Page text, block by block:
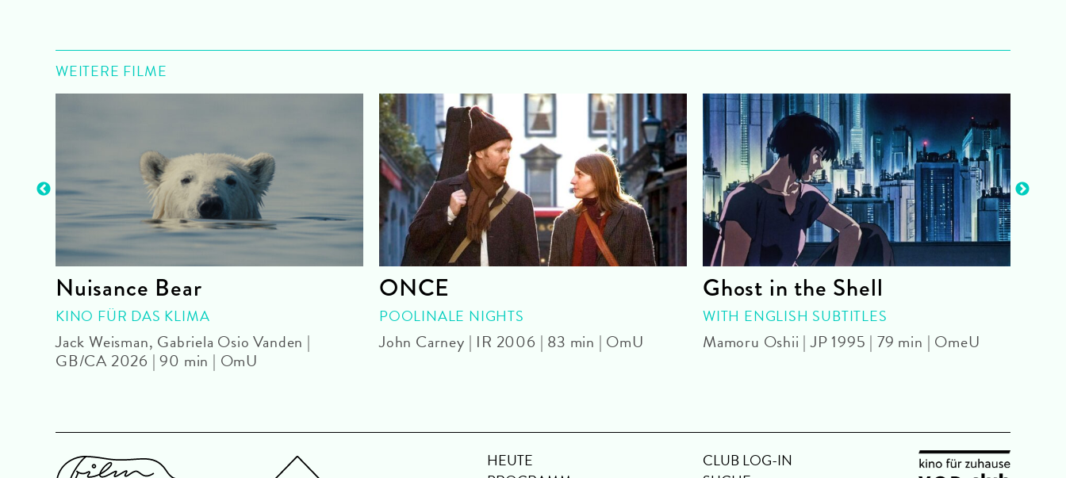
WEITERE FILME
Nuisance Bear
KINO FÜR DAS KLIMA
Jack Weisman, Gabriela Osio Vanden |
GB/CA 2026 | 90 min | OmU
ONCE
POOLINALE NIGHTS
John Carney | IR 2006 | 83 min | OmU
Ghost in the Shell
WITH ENGLISH SUBTITLES
Mamoru Oshii | JP 1995 | 79 min | OmeU
HEUTE
CLUB LOG-IN